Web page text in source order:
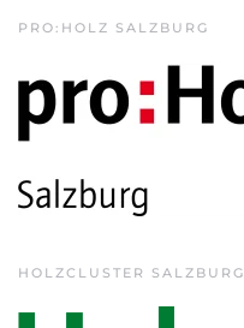
PRO:HOLZ SALZBURG
HOLZCLUSTER SALZBURG